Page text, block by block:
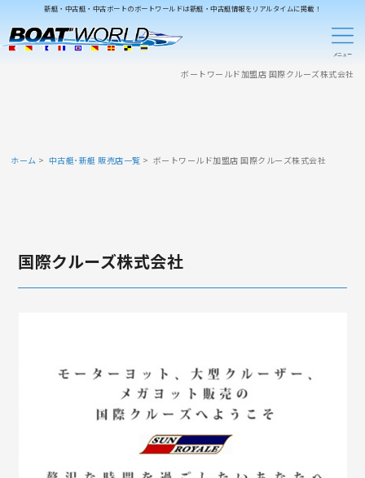
新艇・中古艇・中古ボートのボートワールドは新艇・中古艇情報をリアルタイムに掲載！
ボートワールド加盟店 国際クルーズ株式会社
ホーム 中古艇･新艇 販売店一覧 ボートワールド加盟店 国際クルーズ株式会社
国際クルーズ株式会社